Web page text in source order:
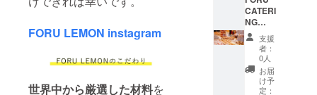
FORU LEMON instagram
世界中から厳選した材料を
す *デ
ザート
として
FORU
LEMON
をお出
ししま
す *キッ
として
ケータ
リング
にお伺
いしま
す *基本
的には
東京都
CATERI
NG
(フォ
ル・
ケータ
リング)
【30~5
0名様規
支援
者：
0人
お届
け予
定：